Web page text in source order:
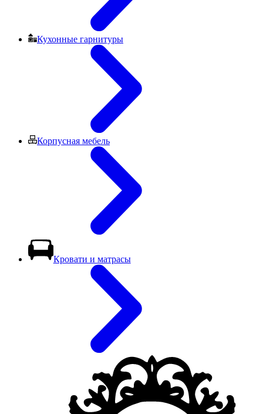
Кухонные гарнитуры
Корпусная мебель
Кровати и матрасы